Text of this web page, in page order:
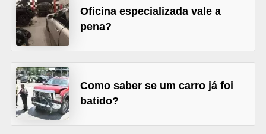
Oficina especializada vale a
pena?
Como saber se um carro já foi
batido?
e
v
í
c
u
l